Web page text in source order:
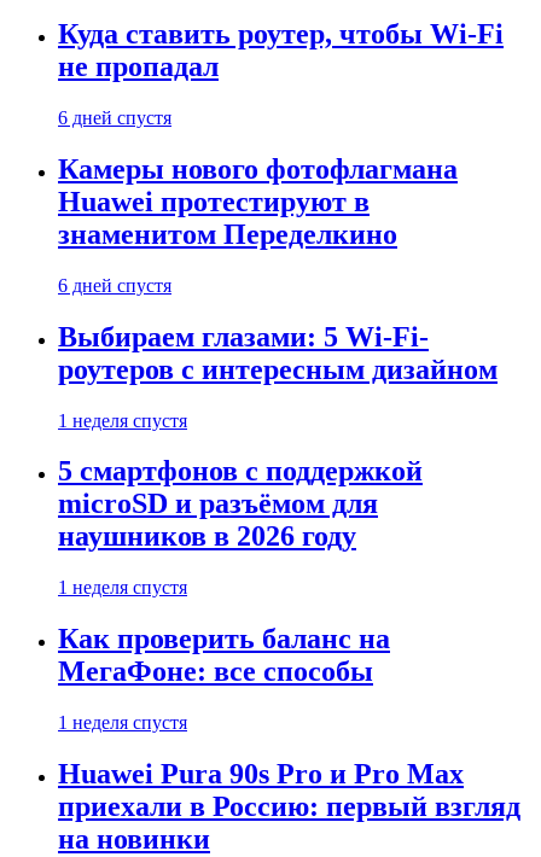
Куда ставить роутер, чтобы Wi-Fi
не пропадал
6 дней спустя
Камеры нового фотофлагмана
Huawei протестируют в
знаменитом Переделкино
6 дней спустя
Выбираем глазами: 5 Wi-Fi-
роутеров с интересным дизайном
1 неделя спустя
5 смартфонов с поддержкой
microSD и разъёмом для
наушников в 2026 году
1 неделя спустя
Как проверить баланс на
МегаФоне: все способы
1 неделя спустя
Huawei Pura 90s Pro и Pro Max
приехали в Россию: первый взгляд
на новинки